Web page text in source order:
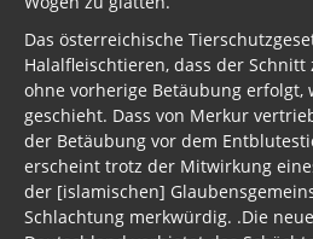
Das österreichische
Halalfleischtieren, dass der Schnitt
ohne vorherige Betäubung erfolgt,
geschieht. Dass von Merkur
der Betäubung vor dem
erscheint trotz der Mitwirkung
der [islamischen]
Schlachtung merkwürdig. .Die
Deutschland verbietet das